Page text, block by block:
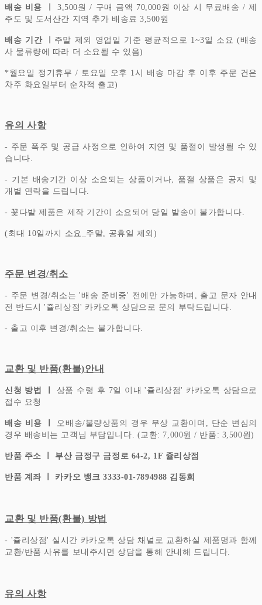
배송 비용 ㅣ3,500원 / 구매 금액 70,000원 이상 시 무료배송 / 제
주도 및 도서산간 지역 추가 배송료 3,500원
배송 기간 ㅣ 주말 제외 영업일 기준 평균적으로 1~3일 소요 (배송
사 물류량에 따라 더 소요될 수 있음)
* 월요일 정기휴무 / 토요일 오후 1시 배송 마감 후 이후 주문 건은
차주 화요일부터 순차적 출고)
유의 사항
- 주문 폭주 및 공급 사정으로 인하여 지연 및 품절이 발생될 수 있
습니다.
- 기본 배송기간 이상 소요되는 상품이거나, 품절 상품은 공지 및
개별 연락을 드립니다.
- 꽃다발 제품은 제작 기간이 소요되어 당일 발송이 불가합니다.
(최대 10일까지 소요_주말, 공휴일 제외)
주문 변경/취소
- 주문 변경/취소는 '배송 준비중' 전에만 가능하며, 출고 문자 안내
전 반드시 '쥴리상점' 카카오톡 상담으로 문의 부탁드립니다.
- 출고 이후 변경/취소는 불가합니다.
교환 및 반품(환불)안내
신청 방법 ㅣ 상품 수령 후 7일 이내 '쥴리상점' 카카오톡 상담으로
접수 요청
배송 비용 ㅣ
오배송/불량상품의 경우 무상 교환이며, 단순 변심의
경우 배송비는 고객님 부담입니다. (교환: 7,000원 / 반품: 3,500원)
반품 주소 ㅣ 부산 금정구 금정로 64-2, 1F 쥴리상점
반품 계좌 ㅣ 카카오 뱅크 3333-01-7894988 김동희
교환 및 반품(환불) 방법
- '쥴리상점' 실시간 카카오톡 상담 채널로 교환하실 제품명과 함께
교환/반품 사유를 보내주시면 상담을 통해 안내해 드립니다.
유의 사항